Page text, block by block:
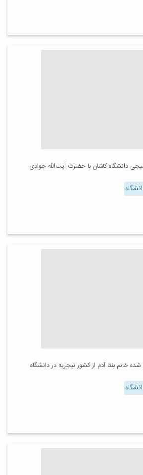
دانشگاه کاشان با حضرت آیت‌الله جوادی
خانم بنتا آدم از کشور نیجریه در دانشگاه